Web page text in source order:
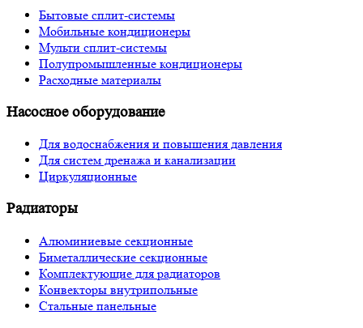
Бытовые сплит-системы
Мобильные кондиционеры
Мульти сплит-системы
Полупромышленные кондиционеры
Расходные материалы
Насосное оборудование
Для водоснабжения и повышения давления
Для систем дренажа и канализации
Циркуляционные
Радиаторы
Алюминиевые секционные
Биметаллические секционные
Комплектующие для радиаторов
Конвекторы внутрипольные
Стальные панельные